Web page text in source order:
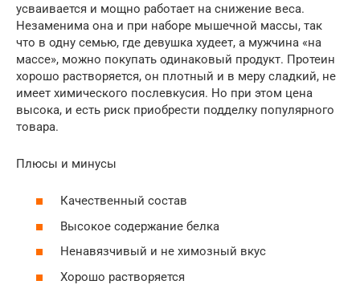
усваивается и мощно работает на снижение веса.
Незаменима она и при наборе мышечной массы, так
что в одну семью, где девушка худеет, а мужчина «на
массе», можно покупать одинаковый продукт. Протеин
хорошо растворяется, он плотный и в меру сладкий, не
имеет химического послевкусия. Но при этом цена
высока, и есть риск приобрести подделку популярного
товара.
Плюсы и минусы
Качественный состав
Высокое содержание белка
Ненавязчивый и не химозный вкус
Хорошо растворяется